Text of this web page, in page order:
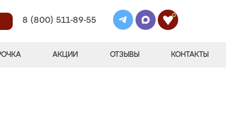
8 (800) 511-89-55
0
АКЦИИ ОТЗЫВЫ КОНТАКТЫ